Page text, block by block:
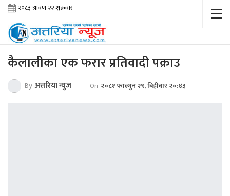
कैलालीका एक फरार प्रतिवादी पक्राउ
By अत्तरिया न्युज On २०८१ फाल्गुन २९, बिहीबार २०:४३